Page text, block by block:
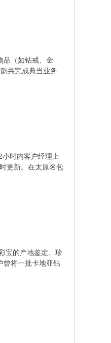
品（如钻戒、金
共完成典当业务
时内客户经理上
更新。在太原名包
宝的产地鉴定、珍
曾将一批卡地亚钻